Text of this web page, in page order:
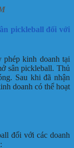
pickleball đối với
kinh doanh tại
sân pickleball. Thủ
Sau khi đã nhận
doanh có thể hoạt
đối với các doanh